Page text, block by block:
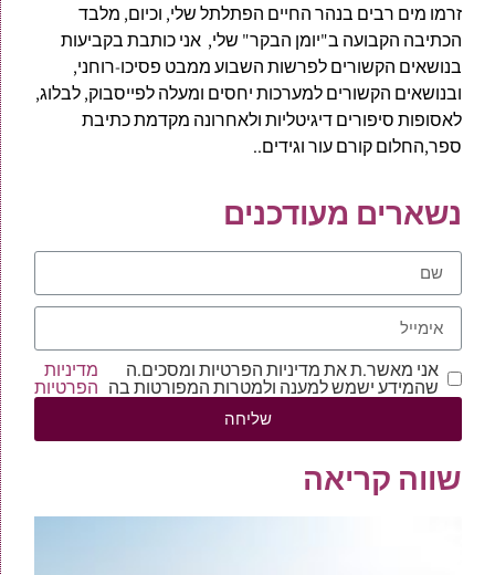
זרמו מים רבים בנהר החיים הפתלתל שלי, וכיום, מלבד
הכתיבה הקבועה ב"יומן הבקר" שלי, אני כותבת בקביעות
בנושאים הקשורים לפרשות השבוע ממבט פסיכו-רוחני,
ובנושאים הקשורים למערכות יחסים ומעלה לפייסבוק, לבלוג,
לאסופות סיפורים דיגיטליות ולאחרונה מקדמת כתיבת
ספר,החלום קורם עור וגידים..
נשארים מעודכנים
אני מאשר.ת את מדיניות הפרטיות ומסכים.ה
שהמידע ישמש למענה ולמטרות המפורטות בה
מדיניות
הפרטיות
שליחה
שווה קריאה